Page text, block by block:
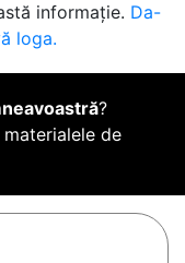
informație. Da-
loga.
?
de